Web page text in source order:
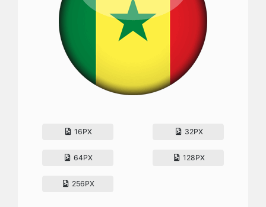
16PX 32PX
64PX 128PX
256PX